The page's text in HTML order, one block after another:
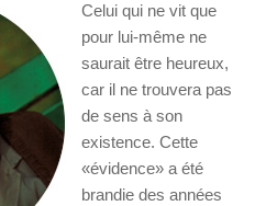
Celui qui ne vit que
pour lui-même ne
saurait être heureux,
car il ne trouvera pas
de sens à son
existence. Cette
«évidence» a été
brandie des années